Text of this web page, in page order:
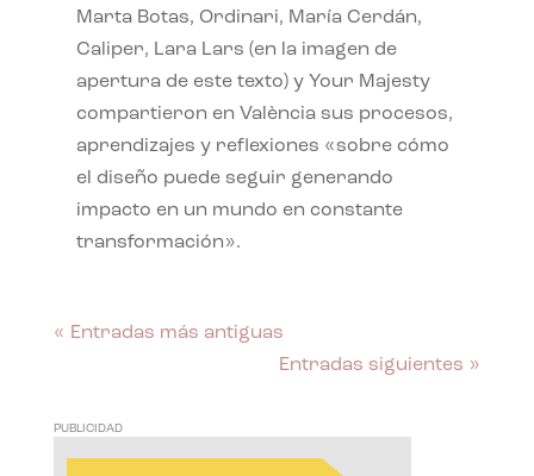
Marta Botas, Ordinari, María Cerdán,
Caliper, Lara Lars (en la imagen de
apertura de este texto) y Your Majesty
compartieron en València sus procesos,
aprendizajes y reflexiones «sobre cómo
el diseño puede seguir generando
impacto en un mundo en constante
transformación».
« Entradas más antiguas
Entradas siguientes »
PUBLICIDAD